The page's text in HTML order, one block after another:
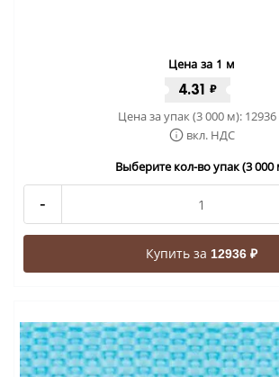
Цена за 1 м
4.31 ₽
Цена за упак (3 000 м): 12936
вкл. НДС
Выберите кол-во упак (3 000
-
Купить за 12936 ₽